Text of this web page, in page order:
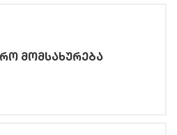
მომსახურება